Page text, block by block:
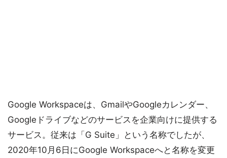
Google Workspaceは、GmailやGoogleカレンダー、
Googleドライブなどのサービスを企業向けに提供する
サービス。従来は「G Suite」という名称でしたが、
2020年10月6日にGoogle Workspaceへと名称を変更